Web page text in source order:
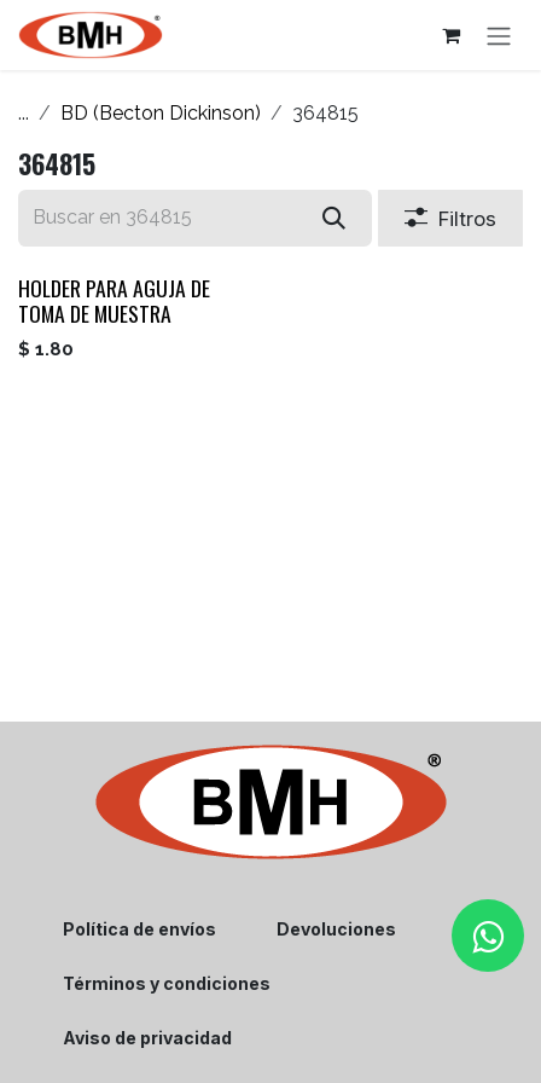
Ir al contenido
... BD (Becton Dickinson) 364815
364815
Filtros
HOLDER PARA AGUJA DE
TOMA DE MUESTRA
$ 1.80
Política de envíos Devoluciones
Términos y condiciones
Aviso de privacidad